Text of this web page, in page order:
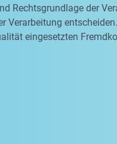
Rechtsgrundlage der
Verarbeitung
eingesetzten